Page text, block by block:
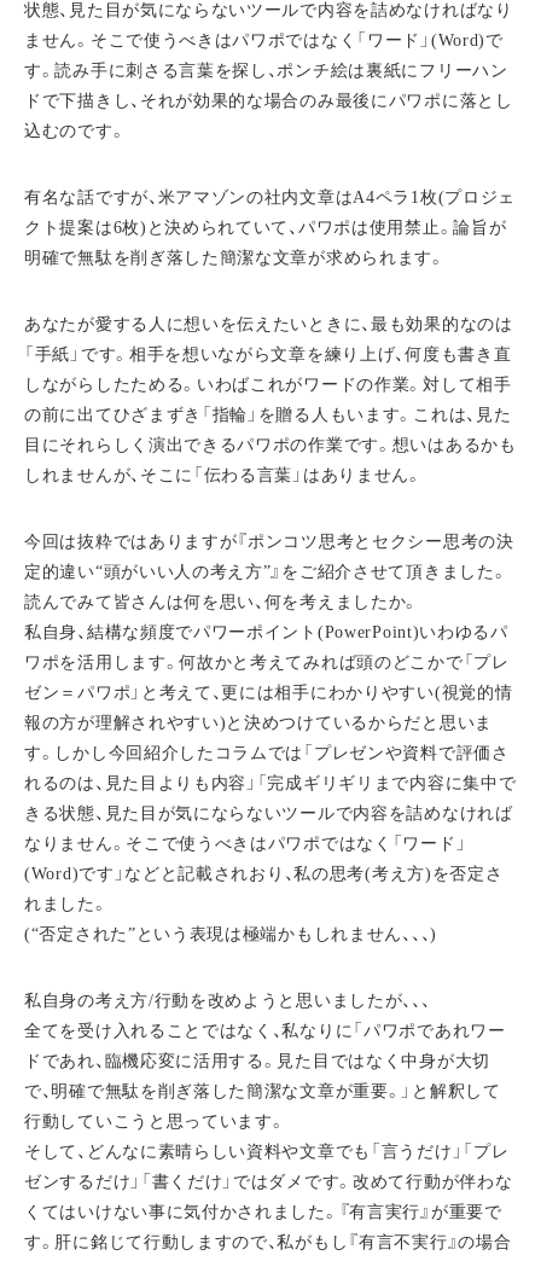
状態、見た目が気にならないツールで内容を詰めなければなり
ません。そこで使うべきはパワポではなく「ワード」(Word)で
す。読み手に刺さる言葉を探し、ポンチ絵は裏紙にフリーハン
ドで下描きし、それが効果的な場合のみ最後にパワポに落とし
込むのです。
有名な話ですが、米アマゾンの社内文章はA4ペラ1枚(プロジェ
クト提案は6枚)と決められていて、パワポは使用禁止。論旨が
明確で無駄を削ぎ落した簡潔な文章が求められます。
あなたが愛する人に想いを伝えたいときに、最も効果的なのは
「手紙」です。相手を想いながら文章を練り上げ、何度も書き直
しながらしたためる。いわばこれがワードの作業。対して相手
の前に出てひざまずき「指輪」を贈る人もいます。これは、見た
目にそれらしく演出できるパワポの作業です。想いはあるかも
しれませんが、そこに「伝わる言葉」はありません。
今回は抜粋ではありますが『ポンコツ思考とセクシー思考の決
定的違い“頭がいい人の考え方”』をご紹介させて頂きました。
読んでみて皆さんは何を思い、何を考えましたか。
私自身、結構な頻度でパワーポイント(PowerPoint)いわゆるパ
ワポを活用します。何故かと考えてみれば頭のどこかで「プレ
ゼン＝パワポ」と考えて、更には相手にわかりやすい(視覚的情
報の方が理解されやすい)と決めつけているからだと思いま
す。しかし今回紹介したコラムでは「プレゼンや資料で評価さ
れるのは、見た目よりも内容」「完成ギリギリまで内容に集中で
きる状態、見た目が気にならないツールで内容を詰めなければ
なりません。そこで使うべきはパワポではなく「ワード」
(Word)です」などと記載されおり、私の思考(考え方)を否定さ
れました。
(“否定された”という表現は極端かもしれません、、、)
私自身の考え方/行動を改めようと思いましたが、、、
全てを受け入れることではなく、私なりに「パワポであれワー
ドであれ、臨機応変に活用する。見た目ではなく中身が大切
で、明確で無駄を削ぎ落した簡潔な文章が重要。」と解釈して
行動していこうと思っています。
そして、どんなに素晴らしい資料や文章でも「言うだけ」「プレ
ゼンするだけ」「書くだけ」ではダメです。改めて行動が伴わな
くてはいけない事に気付かされました。『有言実行』が重要で
す。肝に銘じて行動しますので、私がもし『有言不実行』の場合